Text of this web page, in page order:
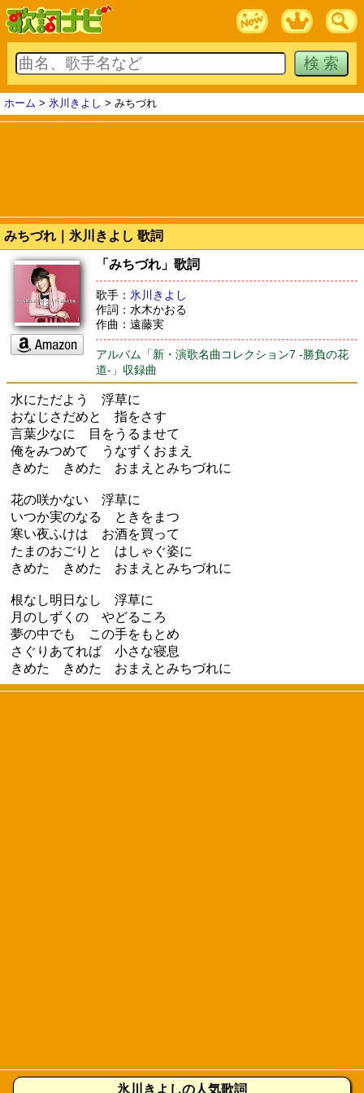
ホーム > 氷川きよし > みちづれ
みちづれ｜氷川きよし 歌詞
「みちづれ」歌詞
歌手： 氷川きよし
作詞：水木かおる
作曲：遠藤実
アルバム「新・演歌名曲コレクション7 -勝負の花
道-」収録曲
水にただよう 浮草に
おなじさだめと 指をさす
言葉少なに 目をうるませて
俺をみつめて うなずくおまえ
きめた きめた おまえとみちづれに
花の咲かない 浮草に
いつか実のなる ときをまつ
寒い夜ふけは お酒を買って
たまのおごりと はしゃぐ姿に
きめた きめた おまえとみちづれに
根なし明日なし 浮草に
月のしずくの やどるころ
夢の中でも この手をもとめ
さぐりあてれば 小さな寝息
きめた きめた おまえとみちづれに
氷川きよしの人気歌詞